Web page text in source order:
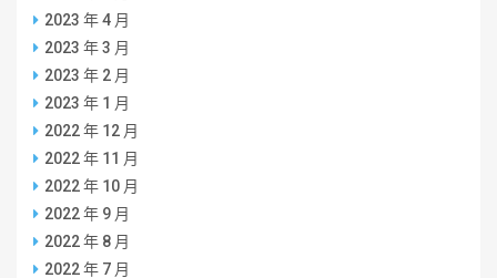
2023 年 4 月
2023 年 3 月
2023 年 2 月
2023 年 1 月
2022 年 12 月
2022 年 11 月
2022 年 10 月
2022 年 9 月
2022 年 8 月
2022 年 7 月